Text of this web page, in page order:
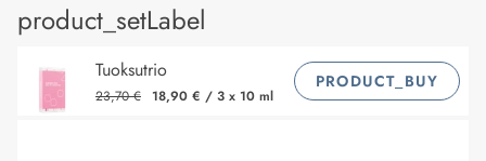
product_setLabel
Tuoksutrio
23,70 € 18,90 € / 3 x 10 ml
PRODUCT_BUY